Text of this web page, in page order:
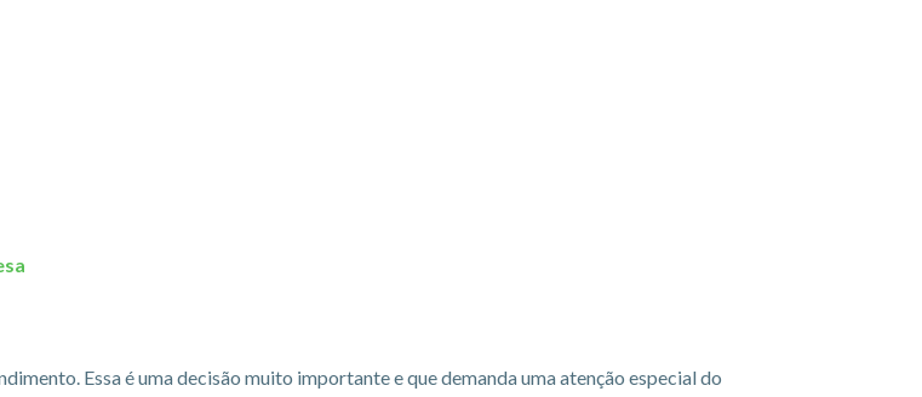
Essa é uma decisão muito importante e que demanda uma atenção especial do